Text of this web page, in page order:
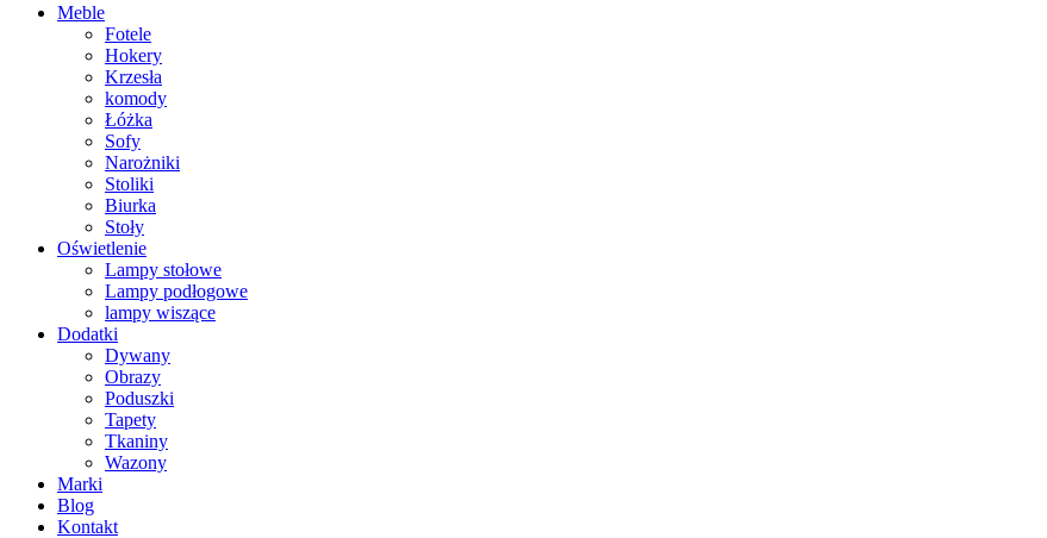
Meble
Fotele
Hokery
Krzesła
komody
Łóżka
Sofy
Narożniki
Stoliki
Biurka
Stoły
Oświetlenie
Lampy stołowe
Lampy podłogowe
lampy wiszące
Dodatki
Dywany
Obrazy
Poduszki
Tapety
Tkaniny
Wazony
Marki
Blog
Kontakt